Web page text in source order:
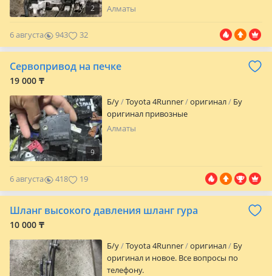
2
MOTORS предлагает широкий
такие как TOYOTA, LEXUS, NISSAN, Mazda,
MITSUBISHI PAJERO, VOLKSWAGEN
TOUAREG, RANGE ROVER, LAND ROVER,
MERCEDES, BMW по доступным ценам, в
поставки с Японии, США, ОАЭ, Европы!
Работаем с регионами и СНГ. ТАКЖЕ
ИМЕЮТСЯ УСЛУГИ СЕРВИСА Мы
Алматы
6 августа 943 32
Сервопривод на печке
19 000 ₸
9
Б/y Toyota 4Runner оригинал
Бу
оригинал привозные
Алматы
6 августа 418 19
Шланг высокого давления шланг гура
10 000 ₸
Б/y Toyota 4Runner оригинал
Бу
оригинал и новое. Все вопросы по
телефону.